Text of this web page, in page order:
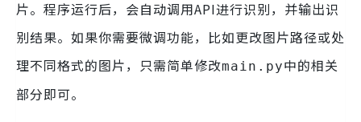
片。程序运行后，会自动调用API进行识别，并输出识
别结果。如果你需要微调功能，比如更改图片路径或处
理不同格式的图片，只需简单修改main.py中的相关
部分即可。